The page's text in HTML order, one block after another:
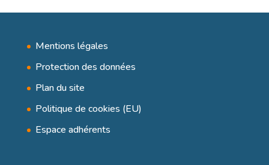
Mentions légales
Protection des données
Plan du site
Politique de cookies (EU)
Espace adhérents